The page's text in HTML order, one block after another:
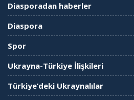
Diasporadan haberler
Diaspora
Spor
Ukrayna-Türkiye İlişkileri
Türkiye’deki Ukraynalılar